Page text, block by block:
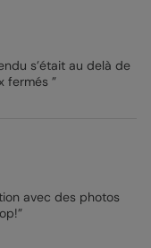
s’était au delà de
fermés ”
avec des photos
Top!”